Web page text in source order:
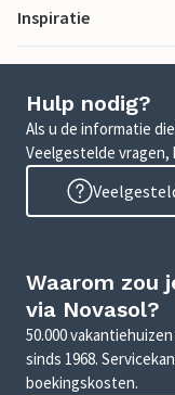
Inspiratie
Hulp nodig?
Als u de informatie
Veelgestelde vragen,
Waarom zou
via Novasol?
50.000
sinds 1968.
boekingskosten.